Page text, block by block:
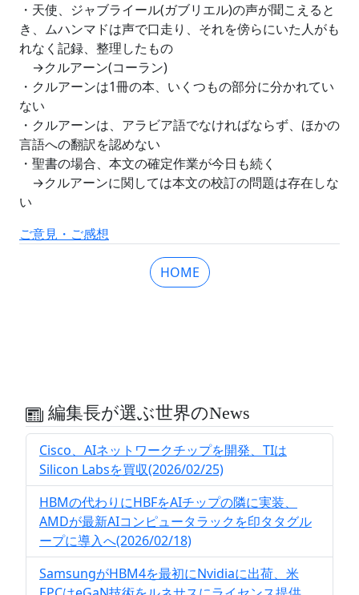
・天使、ジャブライール(ガブリエル)の声が聞こえると
き、ムハンマドは声で口走り、それを傍らにいた人がも
れなく記録、整理したもの
→クルアーン(コーラン)
・クルアーンは1冊の本、いくつもの部分に分かれてい
ない
・クルアーンは、アラビア語でなければならず、ほかの
言語への翻訳を認めない
・聖書の場合、本文の確定作業が今日も続く
→クルアーンに関しては本文の校訂の問題は存在しな
い
ご意見・ご感想
HOME
編集長が選ぶ世界のNews
Cisco、AIネットワークチップを開発、TIは
Silicon Labsを買収(2026/02/25)
HBMの代わりにHBFをAIチップの隣に実装、
AMDが最新AIコンピュータラックを印タタグル
ープに導入へ(2026/02/18)
SamsungがHBM4を最初にNvidiaに出荷、米